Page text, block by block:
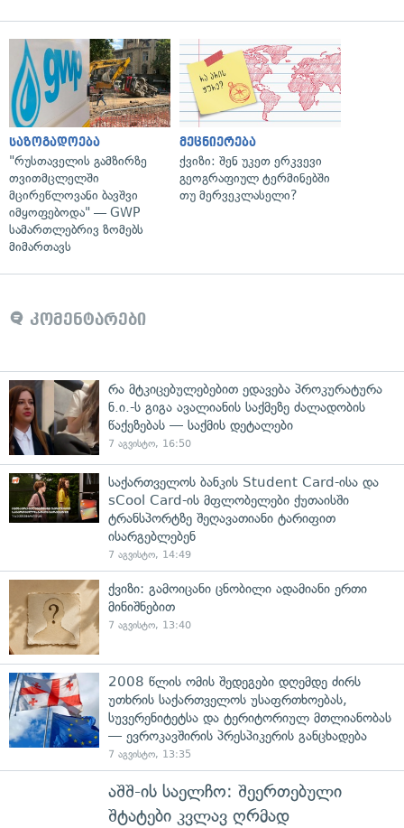
საზოგადოება
"რუსთაველის გამზირზე
თვითმცლელში
მცირეწლოვანი ბავშვი
იმყოფებოდა" — GWP
სამართლებრივ ზომებს
მიმართავს
მეცნიერება
ქვიზი: შენ უკეთ ერკვევი
გეოგრაფიულ ტერმინებში
თუ მერვეკლასელი?
კომენტარები
რა მტკიცებულებებით ედავება პროკურატურა
ნ.ი.-ს გიგა ავალიანის საქმეზე ძალადობის
წაქეზებას — საქმის დეტალები
7 აგვისტო, 16:50
საქართველოს ბანკის Student Card-ისა და
sCool Card-ის მფლობელები ქუთაისში
ტრანსპორტზე შეღავათიანი ტარიფით
ისარგებლებენ
7 აგვისტო, 14:49
ქვიზი: გამოიცანი ცნობილი ადამიანი ერთი
მინიშნებით
7 აგვისტო, 13:40
2008 წლის ომის შედეგები დღემდე ძირს
უთხრის საქართველოს უსაფრთხოებას,
სუვერენიტეტსა და ტერიტორიულ მთლიანობას
— ევროკავშირის პრესპიკერის განცხადება
7 აგვისტო, 13:35
აშშ-ის საელჩო: შეერთებული
შტატები კვლავ ღრმად